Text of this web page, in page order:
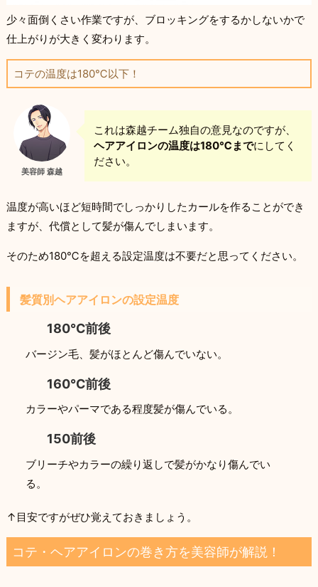
少々面倒くさい作業ですが、ブロッキングをするかしないかで
仕上がりが大きく変わります。
コテの温度は180℃以下！
美容師 森越
これは森越チーム独自の意見なのですが、
ヘアアイロンの温度は180℃までにしてく
ださい。
温度が高いほど短時間でしっかりしたカールを作ることができ
ますが、代償として髪が傷んでしまいます。
そのため180℃を超える設定温度は不要だと思ってください。
髪質別ヘアアイロンの設定温度
180℃前後
バージン毛、髪がほとんど傷んでいない。
160℃前後
カラーやパーマである程度髪が傷んでいる。
150前後
ブリーチやカラーの繰り返しで髪がかなり傷んでい
る。
↑目安ですがぜひ覚えておきましょう。
コテ・ヘアアイロンの巻き方を美容師が解説！